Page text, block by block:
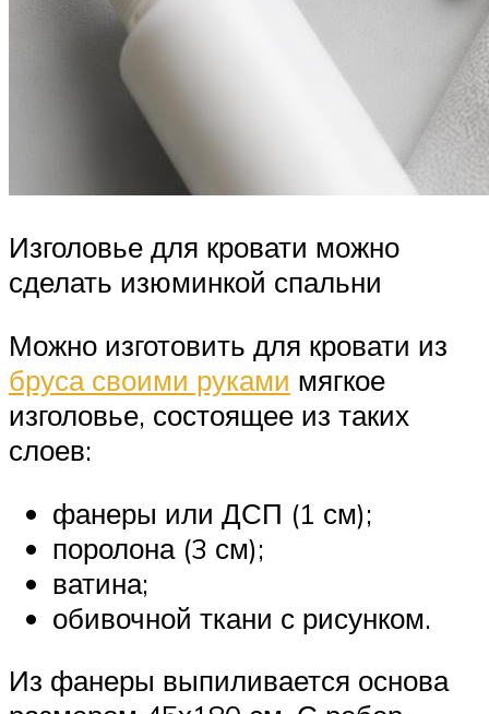
Изголовье для кровати можно
сделать изюминкой спальни
Можно изготовить для кровати из
бруса своими руками мягкое
изголовье, состоящее из таких
слоев:
фанеры или ДСП (1 см);
поролона (3 см);
ватина;
обивочной ткани с рисунком.
Из фанеры выпиливается основа